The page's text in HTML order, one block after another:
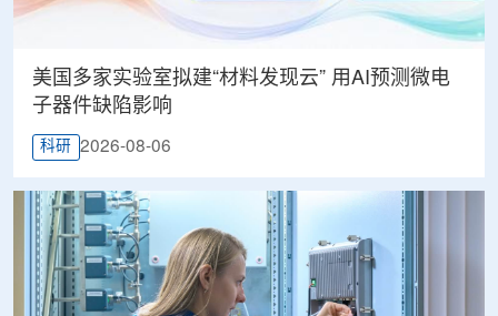
美国多家实验室拟建“材料发现云” 用AI预测微电
子器件缺陷影响
科研 2026-08-06